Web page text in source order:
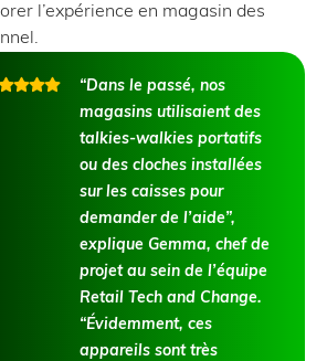
l’expérience en magasin des
“Dans le passé, nos
magasins utilisaient des
talkies-walkies portatifs
ou des cloches installées
sur les caisses pour
demander de l’aide”,
explique Gemma, chef de
projet au sein de l’équipe
Retail Tech and Change.
“Évidemment, ces
appareils sont très